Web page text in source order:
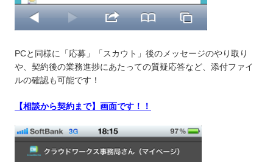
PCと同様に「応募」「スカウト」後のメッセージのやり取り
や、契約後の業務進捗にあたっての質疑応答など、添付ファイ
ルの確認も可能です！
【相談から契約まで】画面です！！